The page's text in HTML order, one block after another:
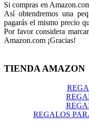
Si compras en
Así obtendremos una
pagarás el mismo precio
Por favor considera
Amazon.com ¡Gracias!
TIENDA AMAZON
REGALOS